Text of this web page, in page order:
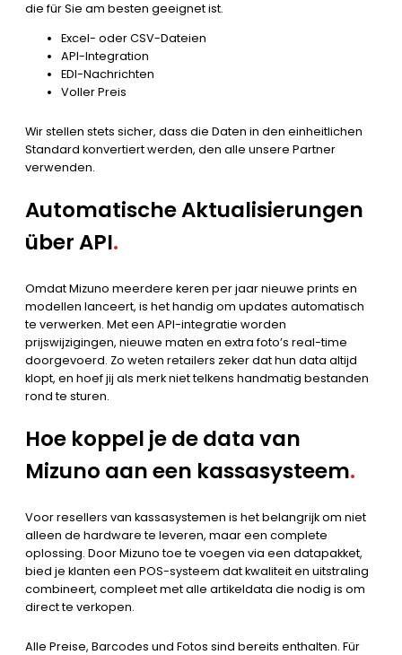
die für Sie am besten geeignet ist.
Excel- oder CSV-Dateien
API-Integration
EDI-Nachrichten
Voller Preis
Wir stellen stets sicher, dass die Daten in den einheitlichen
Standard konvertiert werden, den alle unsere Partner
verwenden.
Automatische Aktualisierungen
über API.
Omdat Mizuno meerdere keren per jaar nieuwe prints en
modellen lanceert, is het handig om updates automatisch
te verwerken. Met een API-integratie worden
prijswijzigingen, nieuwe maten en extra foto’s real-time
doorgevoerd. Zo weten retailers zeker dat hun data altijd
klopt, en hoef jij als merk niet telkens handmatig bestanden
rond te sturen.
Hoe koppel je de data van
Mizuno aan een kassasysteem.
Voor resellers van kassasystemen is het belangrijk om niet
alleen de hardware te leveren, maar een complete
oplossing. Door Mizuno toe te voegen via een datapakket,
bied je klanten een POS-systeem dat kwaliteit en uitstraling
combineert, compleet met alle artikeldata die nodig is om
direct te verkopen.
Alle Preise, Barcodes und Fotos sind bereits enthalten. Für